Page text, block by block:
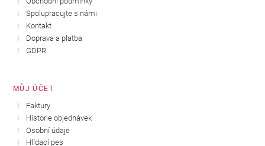
Spolupracujte s námi
Kontakt
Doprava a platba
GDPR
MŮJ ÚČET
Faktury
Historie objednávek
Osobní údaje
Hlídací pes